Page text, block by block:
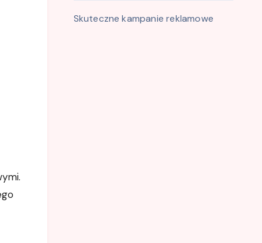
Skuteczne kampanie reklamowe